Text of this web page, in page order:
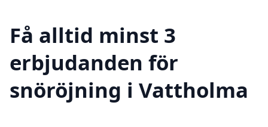
Få alltid minst 3
erbjudanden för
snöröjning i Vattholma